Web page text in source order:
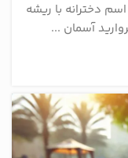
دخترانه با ریشه
آسمان ...